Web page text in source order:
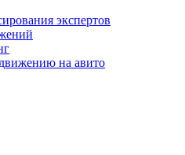
экспертов
на авито